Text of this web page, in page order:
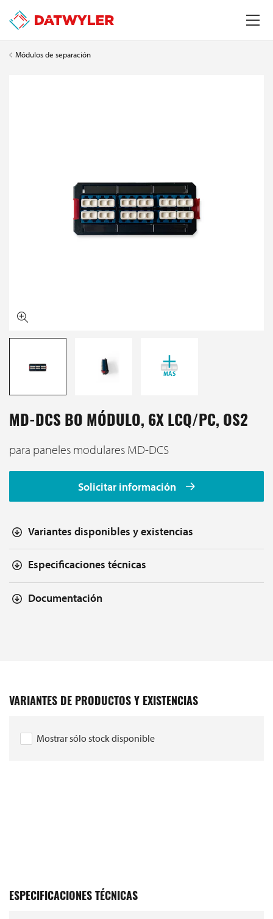
Módulos de separación
MÁS
MD-DCS BO MÓDULO, 6X LCQ/PC, OS2
para paneles modulares MD-DCS
Solicitar información
Variantes disponibles y existencias
Especificaciones técnicas
Documentación
VARIANTES DE PRODUCTOS Y EXISTENCIAS
Mostrar sólo stock disponible
ESPECIFICACIONES TÉCNICAS